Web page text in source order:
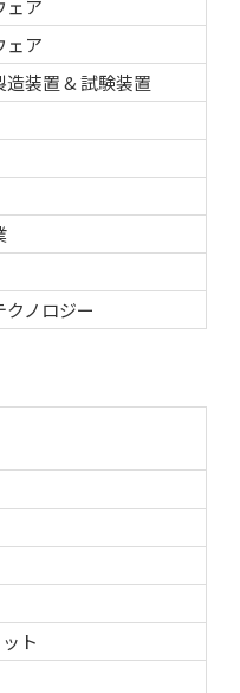
ェア
ェア
造装置 & 試験装置
クノロジー
ト